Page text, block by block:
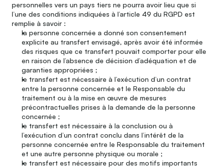
personnelles vers un pays tiers ne pourra avoir lieu que si
l’une des conditions indiquées à l’article 49 du RGPD est
remplie à savoir :
la personne concernée a donné son consentement
explicite au transfert envisagé, après avoir été informée
des risques que ce transfert pouvait comporter pour elle
en raison de l’absence de décision d’adéquation et de
garanties appropriées ;
le transfert est nécessaire à l’exécution d’un contrat
entre la personne concernée et le Responsable du
traitement ou à la mise en œuvre de mesures
précontractuelles prises à la demande de la personne
concernée ;
le transfert est nécessaire à la conclusion ou à
l’exécution d’un contrat conclu dans l’intérêt de la
personne concernée entre le Responsable du traitement
et une autre personne physique ou morale ;
le transfert est nécessaire pour des motifs importants